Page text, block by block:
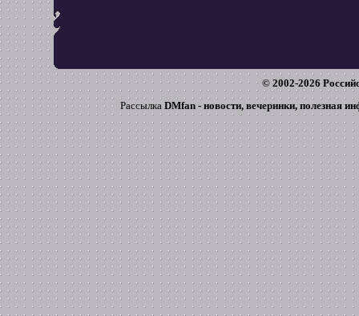
© 2002-2026
Рассылка DMfan - новости, вечеринки, полезная